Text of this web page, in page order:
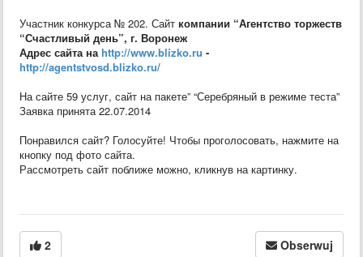
Участник конкурса № 202. Сайт компании “Агентство торжеств
“Счастливый день”, г. Воронеж
Адрес сайта наhttp://www.blizko.ru -
http://agentstvosd.blizko.ru/
На сайте 59 услуг, сайт на пакете” “Серебряный в режиме теста”
Заявка принята 22.07.2014
Понравился сайт? Голосуйте! Чтобы проголосовать, нажмите на
кнопку под фото сайта.
Рассмотреть сайт поближе можно, кликнув на картинку.
2 Obserwuj